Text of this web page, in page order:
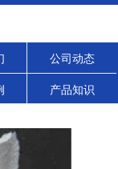
公司动态
产品知识